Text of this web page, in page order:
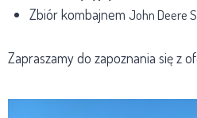
Zbiór kombajnem John Deere
Zapraszamy do zapoznania się z